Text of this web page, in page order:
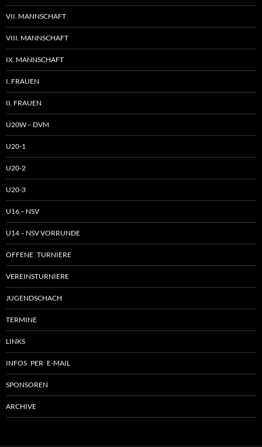
VII. MANNSCHAFT
VIII. MANNSCHAFT
IX. MANNSCHAFT
I. FRAUEN
II. FRAUEN
U20W – DVM
U20-1
U20-2
U20-3
U16 – NSV
U14 – NSV VORRUNDE
OFFENE TURNIERE
VEREINSTURNIERE
JUGENDSCHACH
TERMINE
LINKS
INFOS PER E-MAIL
SPONSOREN
ARCHIVE